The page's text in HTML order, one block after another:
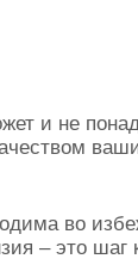
и не
во
– это шаг